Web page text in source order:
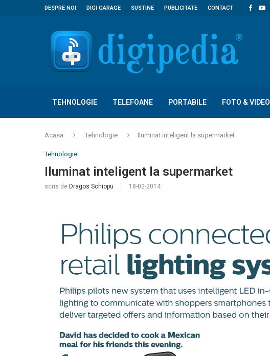
DESPRE NOI DIGI GARAGE SUSTINE PUBLICITATE CONTACT
TEHNOLOGIE TELEFOANE PORTABILE FOTO & VIDEO
Acasa Tehnologie Iluminat inteligent la supermarket
Tehnologie
Iluminat inteligent la supermarket
scris de Dragos Schiopu 18-02-2014